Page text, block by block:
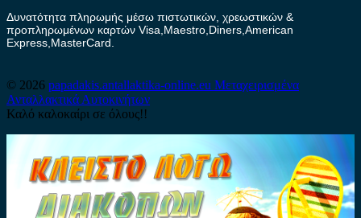
Δυνατότητα πληρωμής μέσω πιστωτικών, χρεωστικών &
προπληρωμένων καρτών Visa,Maestro,Diners,American
Express,MasterCard.
© 2026 papadakis.antallaktika-online.eu Μεταχειρισμένα
Ανταλλακτικά Αυτοκινήτων
Καλό καλοκαίρι σε όλους!!